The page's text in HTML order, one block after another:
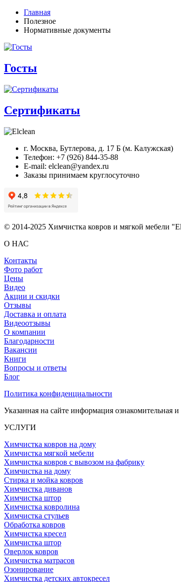
Главная
Полезное
Нормативные документы
Госты
Сертификаты
г. Москва, Бутлерова, д. 17 Б (м. Калужская)
Телефон: +7 (926) 844-35-88
E-mail: elclean@yandex.ru
Заказы принимаем круглосуточно
© 2014-2025 Химчистка ковров и мягкой мебели
О НАС
Контакты
Фото работ
Цены
Видео
Акции и скидки
Отзывы
Доставка и оплата
Видеоотзывы
О компании
Благодарности
Вакансии
Книги
Вопросы и ответы
Блог
Политика конфиденциальности
Указанная на сайте информация ознакомительная
УСЛУГИ
Химчистка ковров на дому
Химчистка мягкой мебели
Химчистка ковров с вывозом на фабрику
Химчистка на дому
Стирка и мойка ковров
Химчистка диванов
Химчистка штор
Химчистка ковролина
Химчистка стульев
Обработка ковров
Химчистка кресел
Химчистка штор
Оверлок ковров
Химчистка матрасов
Озонирование
Химчистка детских автокресел